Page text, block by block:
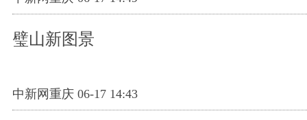
璧山新图景
中新网重庆 06-17 14:43